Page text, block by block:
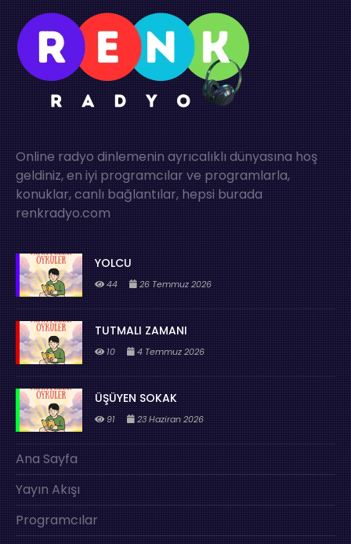
Online radyo dinlemenin ayrıcalıklı dünyasına hoş
geldiniz, en iyi programcılar ve programlarla,
konuklar, canlı bağlantılar, hepsi burada
renkradyo.com
YOLCU
44 26 Temmuz 2026
TUTMALI ZAMANI
10 4 Temmuz 2026
ÜŞÜYEN SOKAK
91 23 Haziran 2026
Ana Sayfa
Yayın Akışı
Programcılar